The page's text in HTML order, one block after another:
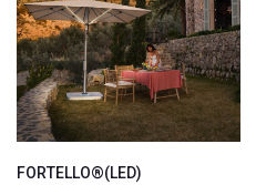
FORTELLO®(LED)